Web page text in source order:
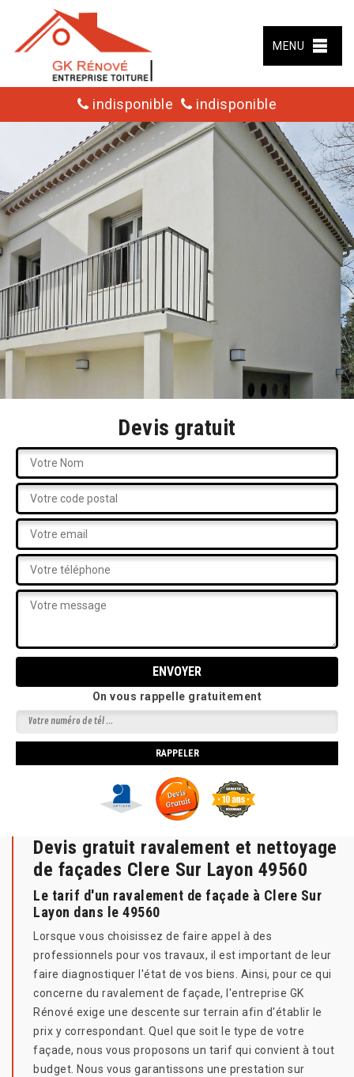
MENU
indisponible indisponible
Devis gratuit
On vous rappelle gratuitement
Devis gratuit ravalement et nettoyage
de façades Clere Sur Layon 49560
Le tarif d'un ravalement de façade à Clere Sur
Layon dans le 49560
Lorsque vous choisissez de faire appel à des
professionnels pour vos travaux, il est important de leur
faire diagnostiquer l'état de vos biens. Ainsi, pour ce qui
concerne du ravalement de façade, l'entreprise GK
Rénové exige une descente sur terrain afin d'établir le
prix y correspondant. Quel que soit le type de votre
façade, nous vous proposons un tarif qui convient à tout
budget. Nous vous garantissons une prestation sur